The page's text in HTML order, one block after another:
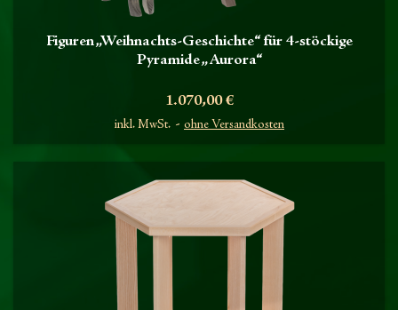
Figuren „Weihnachts-Geschichte“ für 4-stöckige
Pyramide „Aurora“
Preis
1.070,00 €
inkl. MwSt. ohne Versandkosten